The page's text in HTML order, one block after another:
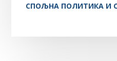
СПОЉНА ПОЛИТИКА И